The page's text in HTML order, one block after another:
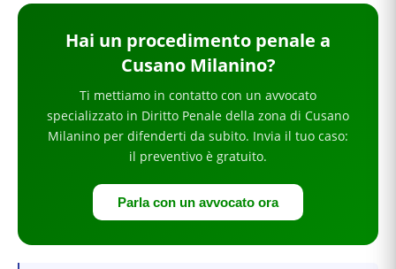
Hai un procedimento penale a
Cusano Milanino?
Ti mettiamo in contatto con un avvocato
specializzato in Diritto Penale della zona di Cusano
Milanino per difenderti da subito. Invia il tuo caso:
il preventivo è gratuito.
Parla con un avvocato ora